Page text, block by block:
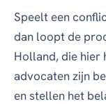
Speelt een
dan loopt de
Holland, die hier
advocaten zijn
en stellen het